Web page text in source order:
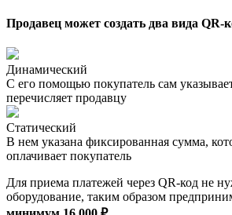
Продавец может создать два вида QR-
Динамический
С его помощью покупатель сам
перечисляет продавцу
Статический
В нем указана фиксированная сумма,
оплачивает покупатель
Для приема платежей через QR-код не
оборудование, таким образом